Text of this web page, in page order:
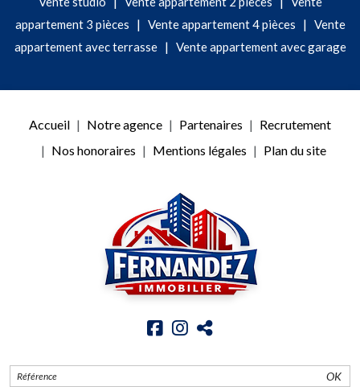
appartement 3 pièces
| Vente appartement 4 pièces | Vente
appartement avec terrasse| Vente appartement avec garage
Accueil Notre agence Partenaires
Recrutement
Nos honoraires
Mentions légales Plan du site
OK